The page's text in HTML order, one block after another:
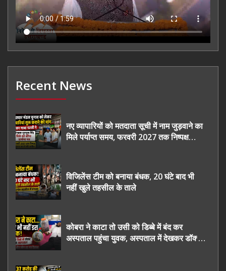
Recent News
नए व्यापारियों को मतदाता सूची में नाम जुड़वाने का
मिले पर्याप्त समय, फरवरी 2027 तक निष्पक्ष
विजिलेंस टीम को बनाया बंधक, 20 घंटे बाद भी
नहीं खुले तहसील के ताले
कोबरा ने काटा तो उसी को डिब्बे में बंद कर
अस्पताल पहुंचा युवक, अस्पताल में देखकर डॉक्टर